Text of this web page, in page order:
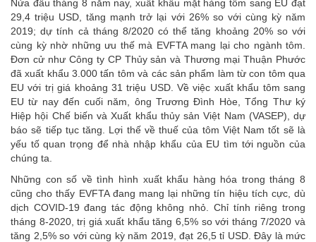
Nửa đầu tháng 8 năm nay, xuất khẩu mặt hàng tôm sang EU đạt
29,4 triệu USD, tăng mạnh trở lại với 26% so với cùng kỳ năm
2019; dự tính cả tháng 8/2020 có thể tăng khoảng 20% so với
cùng kỳ nhờ những ưu thế mà EVFTA mang lại cho ngành tôm.
Đơn cử như Công ty CP Thủy sản và Thương mại Thuận Phước
đã xuất khẩu 3.000 tấn tôm và các sản phẩm làm từ con tôm qua
EU với trị giá khoảng 31 triệu USD. Về việc xuất khẩu tôm sang
EU từ nay đến cuối năm, ông Trương Đình Hòe, Tổng Thư ký
Hiệp hội Chế biến và Xuất khẩu thủy sản Việt Nam (VASEP), dự
báo sẽ tiếp tục tăng. Lợi thế về thuế của tôm Việt Nam tốt sẽ là
yếu tố quan trọng để nhà nhập khẩu của EU tìm tới nguồn của
chúng ta.
Những con số về tình hình xuất khẩu hàng hóa trong tháng 8
cũng cho thấy EVFTA đang mang lại những tín hiệu tích cực, dù
dịch COVID-19 đang tác động không nhỏ. Chỉ tính riêng trong
tháng 8-2020, trị giá xuất khẩu tăng 6,5% so với tháng 7/2020 và
tăng 2,5% so với cùng kỳ năm 2019, đạt 26,5 tỉ USD. Đây là mức